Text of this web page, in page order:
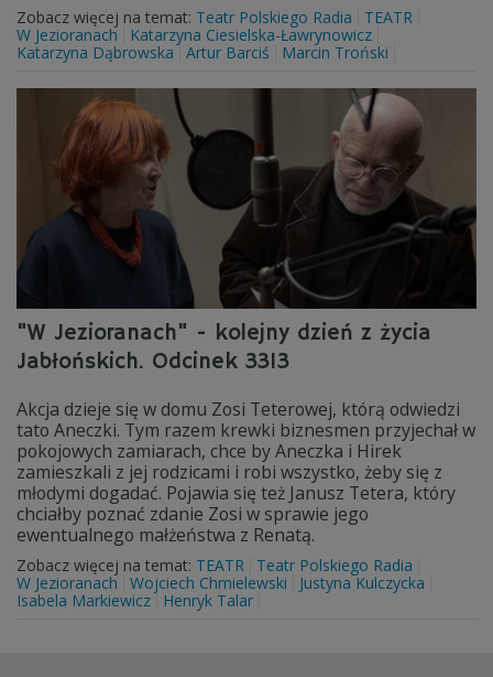
Zobacz więcej na temat: Teatr Polskiego Radia
TEATR
W Jezioranach
Katarzyna Ciesielska-Ławrynowicz
Katarzyna Dąbrowska
Artur Barciś Marcin Troński
"W Jezioranach" - kolejny dzień z życia
Jabłońskich. Odcinek 3313
Akcja dzieje się w domu Zosi Teterowej, którą odwiedzi
tato Aneczki. Tym razem krewki biznesmen przyjechał w
pokojowych zamiarach, chce by Aneczka i Hirek
zamieszkali z jej rodzicami i robi wszystko, żeby się z
młodymi dogadać. Pojawia się też Janusz Tetera, który
chciałby poznać zdanie Zosi w sprawie jego
ewentualnego małżeństwa z Renatą.
Zobacz więcej na temat: TEATR
Teatr Polskiego Radia
W Jezioranach Wojciech Chmielewski
Justyna Kulczycka
Isabela Markiewicz
Henryk Talar